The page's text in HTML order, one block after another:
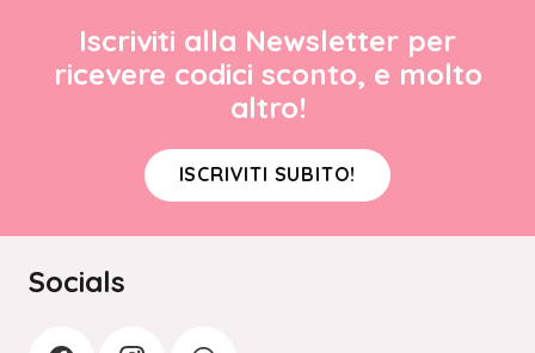
Iscriviti alla Newsletter per
ricevere codici sconto, e molto
altro!
ISCRIVITI SUBITO!
Socials